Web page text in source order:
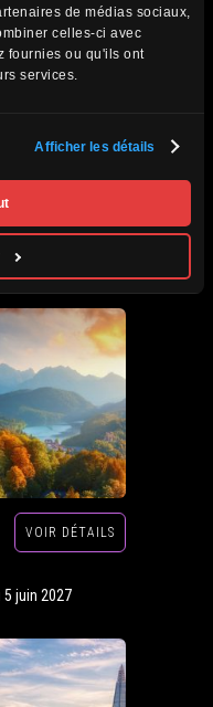
de médias sociaux,
celles-ci avec
fournies ou qu'ils ont
services.
Afficher les détails
VOIR DÉTAILS
5 juin 2027